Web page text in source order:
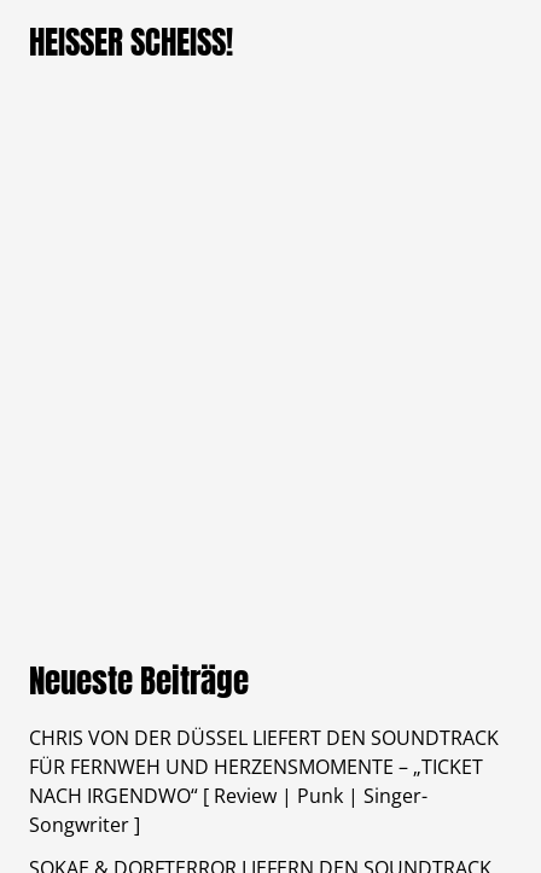
HEISSER SCHEISS!
Neueste Beiträge
CHRIS VON DER DÜSSEL LIEFERT DEN SOUNDTRACK
FÜR FERNWEH UND HERZENSMOMENTE – „TICKET
NACH IRGENDWO“ [ Review | Punk | Singer-
Songwriter ]